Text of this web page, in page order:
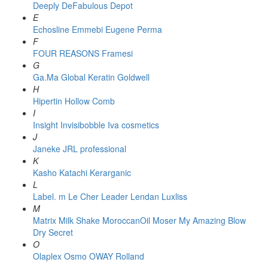
Deeply DeFabulous Depot
E
Echosline Emmebi Eugene Perma
F
FOUR REASONS Framesi
G
Ga.Ma Global Keratin Goldwell
H
Hipertin Hollow Comb
I
Insight Invisibobble Iva cosmetics
J
Janeke JRL professional
K
Kasho Katachi Kerarganic
L
Label. m Le Cher Leader Lendan Luxliss
M
Matrix Milk Shake MoroccanOil Moser My Amazing Blow
Dry Secret
O
Olaplex Osmo OWAY Rolland